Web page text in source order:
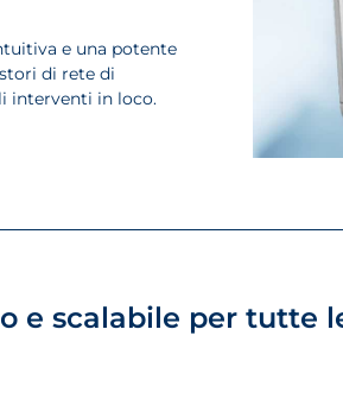
e una potente
di rete di
interventi in loco.
e scalabile per